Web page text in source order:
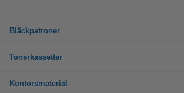
Bläckpatroner
Tonerkassetter
Kontorsmaterial